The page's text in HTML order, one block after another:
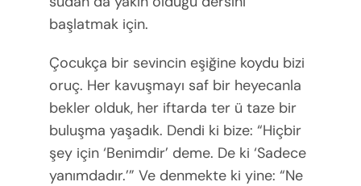
başlatmak için.
Çocukça bir sevincin eşiğine koydu bizi
oruç. Her kavuşmayı saf bir heyecanla
bekler olduk, her iftarda ter ü taze bir
buluşma yaşadık. Dendi ki bize: “Hiçbir
şey için ‘Benimdir’ deme. De ki ‘Sadece
yanımdadır.’” Ve denmekte ki yine: “Ne